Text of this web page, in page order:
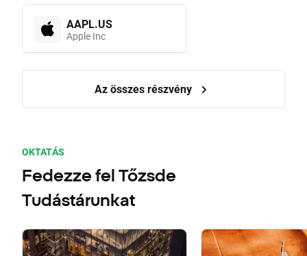
AAPL.US
Apple Inc
Az összes részvény
OKTATÁS
Fedezze fel Tőzsde
Tudástárunkat